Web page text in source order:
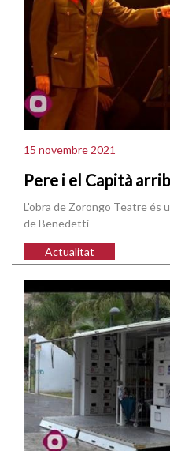
15 novembre 2021
Pere i el Capità
L'obra de Zorongo Teatre és
de Benedetti
Actualitat